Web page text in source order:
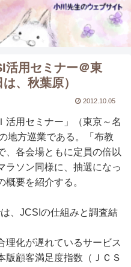
活用セミナー＠東
、秋葉原）
2012.10.05
用セミナー」（東京～名
地方巡業である。「布教
、各会場ともに定員の倍以
ラソン同様に、抽選になっ
要を紹介する。
、JCSIの仕組みと調査結
化が遅れているサービス
版顧客満足度指数（ＪＣＳ